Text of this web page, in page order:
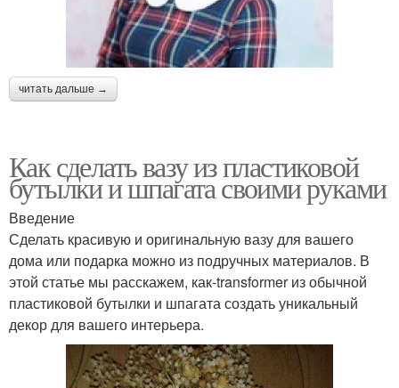
читать дальше →
Как сделать вазу из пластиковой
бутылки и шпагата своими руками
Введение
Сделать красивую и оригинальную вазу для вашего
дома или подарка можно из подручных материалов. В
этой статье мы расскажем, как-transformer из обычной
пластиковой бутылки и шпагата создать уникальный
декор для вашего интерьера.